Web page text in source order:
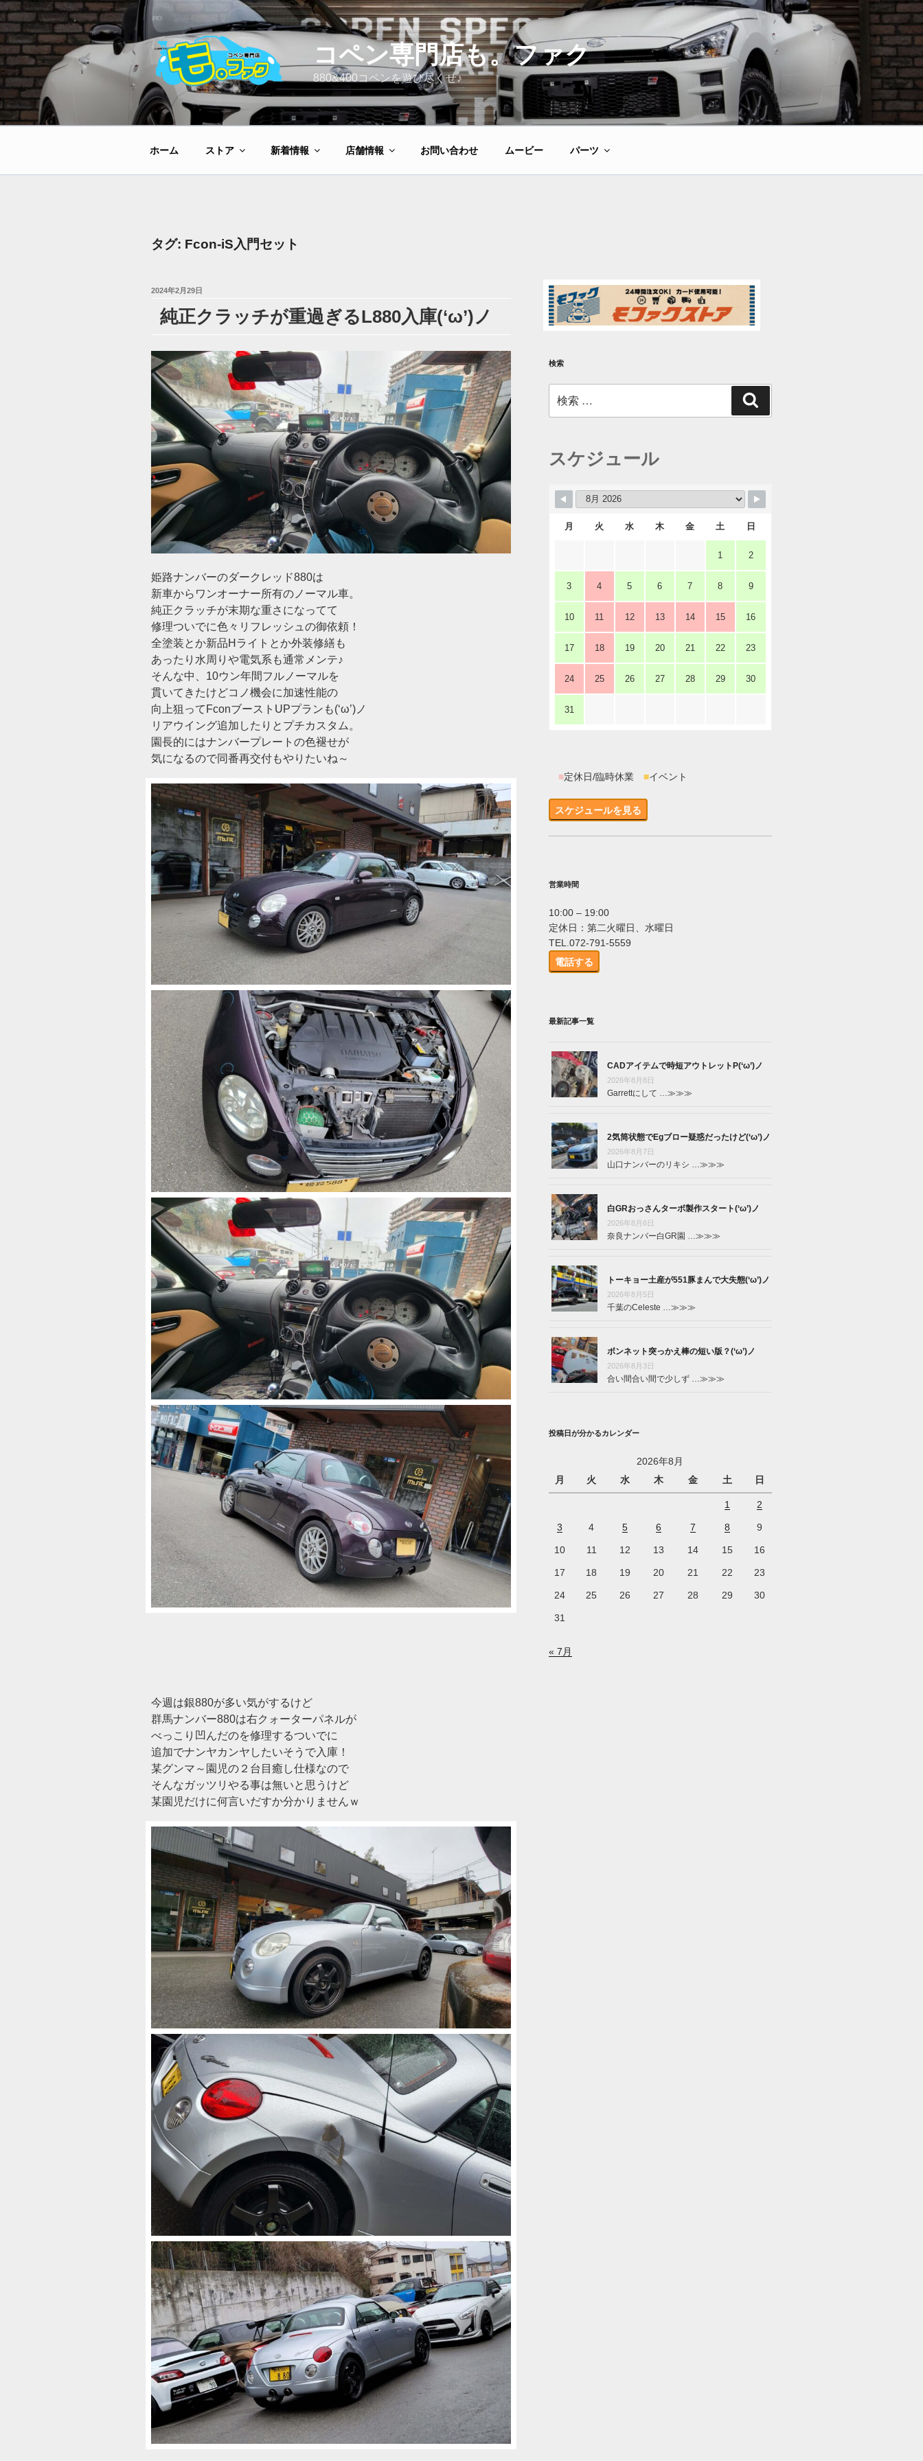
コ
ン
テ
ン
ツ
へ
ス
キ
コペン専門店も。ファク
880&400コペンを遊び尽くせ♪
ホーム ストア 新着情報 店舗情報 お問い合わせ ムービー パーツ
タグ: Fcon-iS入門セット
投
日:
2024年2月29日
純正クラッチが重過ぎるL880入庫(‘ω’)ノ
姫路ナンバーのダークレッド880は
新車からワンオーナー所有のノーマル車。
純正クラッチが末期な重さになってて
修理ついでに色々リフレッシュの御依頼！
全塗装とか新品Hライトとか外装修繕も
あったり水周りや電気系も通常メンテ♪
そんな中、10ウン年間フルノーマルを
貫いてきたけどコノ機会に加速性能の
向上狙ってFconブーストUPプランも(‘ω’)ノ
リアウイング追加したりとプチカスタム。
園長的にはナンバープレートの色褪せが
気になるので同番再交付もやりたいね～
今週は銀880が多い気がするけど
群馬ナンバー880は右クォーターパネルが
べっこり凹んだのを修理するついでに
追加でナンヤカンヤしたいそうで入庫！
某グンマ～園児の２台目癒し仕様なので
そんなガッツリやる事は無いと思うけど
某園児だけに何言いだすか分かりませんｗ
検索
索:
索
スケジュール
月 火 水 木 金 土 日
1 2
3 4 5 6 7 8 9
10 11 12 13 14 15 16
17 18 19 20 21 22 23
24 25 26 27 28 29 30
31
■定休日/臨時休業 ■イベント
スケジュールを見る
営業時間
10:00 – 19:00
定休日：第二火曜日、水曜日
TEL.072-791-5559
電話する
最新記事一覧
CADアイテムで時短アウトレットP(‘ω’)ノ
2026年8月8日
Garrettにして …≫≫≫
2気筒状態でEgブロー疑惑だったけど(‘ω’)ノ
2026年8月7日
山口ナンバーのリキシ …≫≫≫
白GRおっさんターボ製作スタート(‘ω’)ノ
2026年8月6日
奈良ナンバー白GR園 …≫≫≫
トーキョー土産が551豚まんで大失態(‘ω’)ノ
2026年8月5日
千葉のCeleste …≫≫≫
ボンネット突っかえ棒の短い版？(‘ω’)ノ
2026年8月3日
合い間合い間で少しず …≫≫≫
投稿日が分かるカレンダー
2026年8月
月
火 水 木 金 土 日
1 2
3 4 5 6 7 8 9
10 11 12 13 14 15 16
17 18 19 20 21 22 23
24 25 26 27 28 29 30
31
« 7月